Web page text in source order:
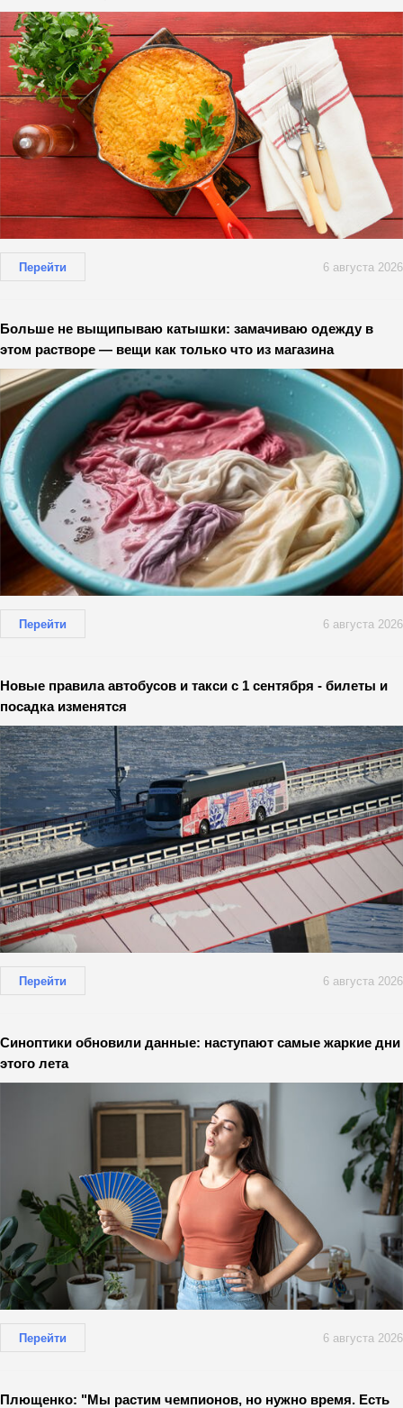
Перейти 6 августа 2026
Больше не выщипываю катышки: замачиваю одежду в
этом растворе — вещи как только что из магазина
Перейти 6 августа 2026
Новые правила автобусов и такси с 1 сентября - билеты и
посадка изменятся
Перейти 6 августа 2026
Синоптики обновили данные: наступают самые жаркие дни
этого лета
Перейти 6 августа 2026
Плющенко: "Мы растим чемпионов, но нужно время. Есть